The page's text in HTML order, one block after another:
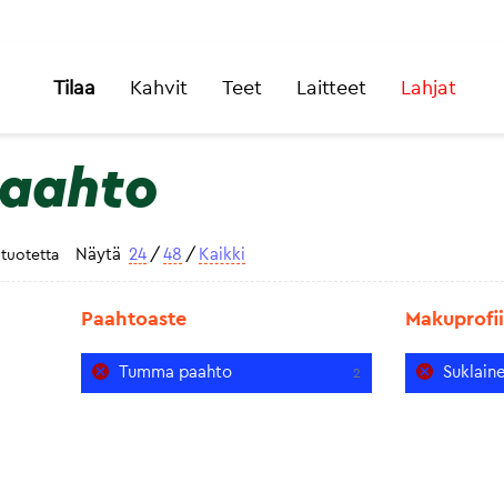
Tilaa Kahvit Teet Laitteet Lahjat
tuotetta Näytä 24 / 48 / Kaikki
Paahtoaste
Tumma paahto 2